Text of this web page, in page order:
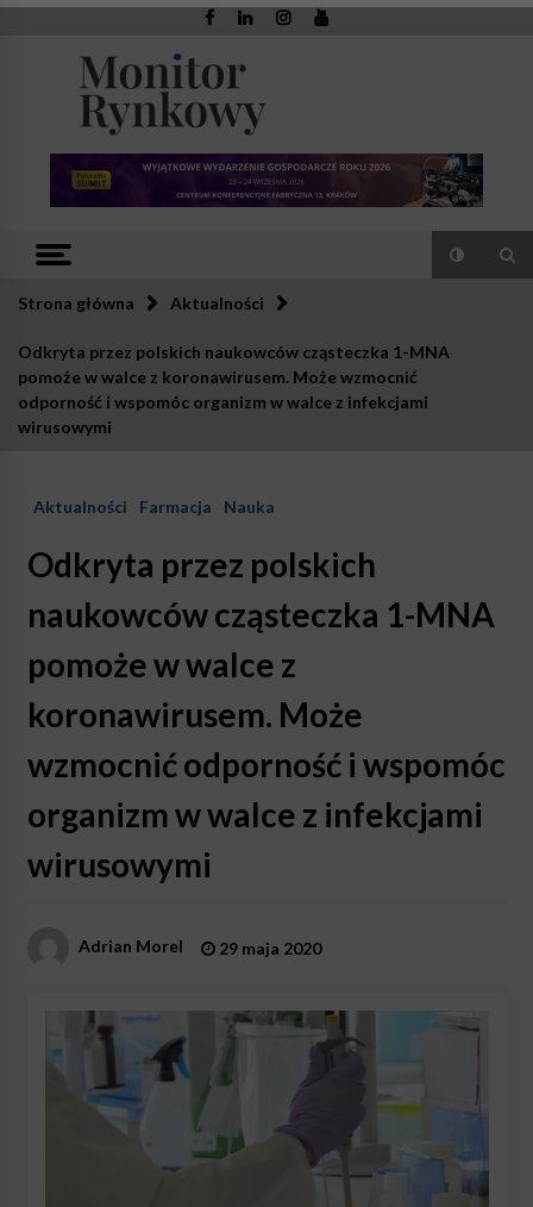
Skip
Monitor
Rynkowy
Strona główna Aktualności
Odkryta przez polskich naukowców cząsteczka 1-MNA
pomoże w walce z koronawirusem. Może wzmocnić
odporność i wspomóc organizm w walce z infekcjami
wirusowymi
Aktualności Farmacja Nauka
Odkryta przez polskich
naukowców cząsteczka 1-MNA
pomoże w walce z
koronawirusem. Może
wzmocnić odporność i wspomóc
organizm w walce z infekcjami
wirusowymi
Adrian Morel 29 maja 2020